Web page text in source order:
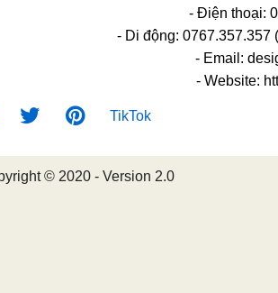
- Điện thoại:
- Di động: 0767.357.357
- Email:
- Website:
TikTok
© 2020 - Version 2.0